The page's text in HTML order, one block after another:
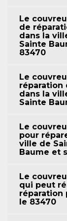
Le
de
dans la
Sainte
83470
Le
réparation
dans la
Sainte
Le
pour
ville de
Baume et
Le
qui peut
réparation
le 83470